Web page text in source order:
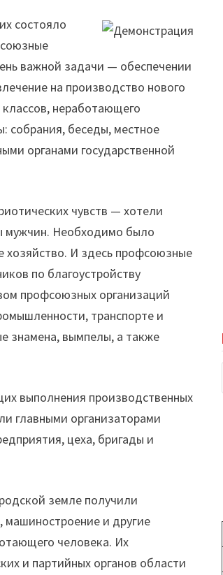
состояло
важной задачи — обеспечении
на производство нового
неработающего
собрания, беседы, местное
органами государственной
чувств — хотели
мужчин. Необходимо было
хозяйство. И здесь профсоюзные
по благоустройству
профсоюзных организаций
транспорте и
знамена, вымпелы, а также
выполнения производственных
главными организаторами
цеха, бригады и
земле получили
машиностроение и другие
человека. Их
и партийных органов области